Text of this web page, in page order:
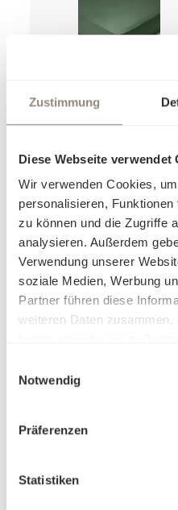
Zustimmung
Diese Webseite verwendet
Wir verwenden Cookies,
personalisieren,
zu können und die Zugriffe
analysieren. Außerdem
Verwendung unserer
soziale Medien, Werbung
Partner führen diese
weiteren Daten zusammen,
Notwendig
Präferenzen
Statistiken
JERSEY ROYAL
FIX